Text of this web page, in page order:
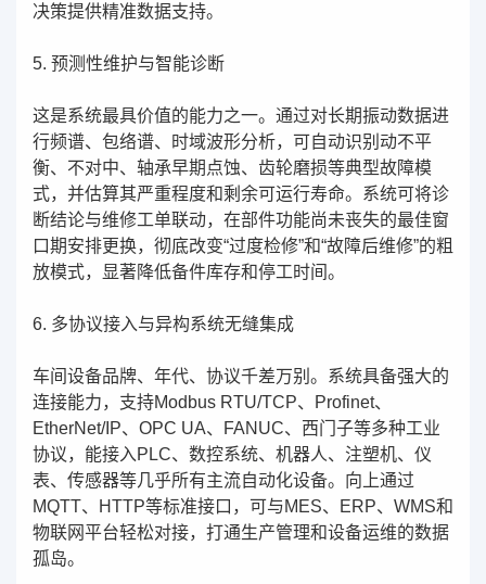
决策提供精准数据支持。
5. 预测性维护与智能诊断
这是系统最具价值的能力之一。通过对长期振动数据进
行频谱、包络谱、时域波形分析，可自动识别动不平
衡、不对中、轴承早期点蚀、齿轮磨损等典型故障模
式，并估算其严重程度和剩余可运行寿命。系统可将诊
断结论与维修工单联动，在部件功能尚未丧失的最佳窗
口期安排更换，彻底改变“过度检修”和“故障后维修”的粗
放模式，显著降低备件库存和停工时间。
6. 多协议接入与异构系统无缝集成
车间设备品牌、年代、协议千差万别。系统具备强大的
连接能力，支持Modbus RTU/TCP、Profinet、
EtherNet/IP、OPC UA、FANUC、西门子等多种工业
协议，能接入PLC、数控系统、机器人、注塑机、仪
表、传感器等几乎所有主流自动化设备。向上通过
MQTT、HTTP等标准接口，可与MES、ERP、WMS和
物联网平台轻松对接，打通生产管理和设备运维的数据
孤岛。